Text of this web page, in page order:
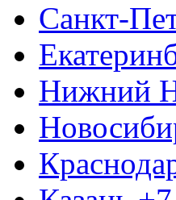
Санкт-
Нижний